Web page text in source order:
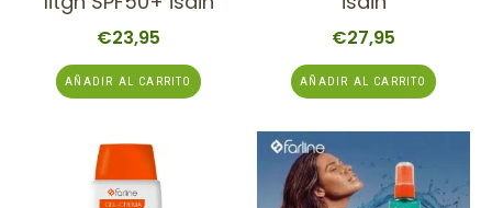
€23,95
AÑADIR AL CARRITO
€27,95
AÑADIR AL CARRITO